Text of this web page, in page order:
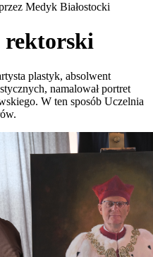
Medyk Białostocki
rektorski
plastyk, absolwent
namalował portret
W ten sposób Uczelnia